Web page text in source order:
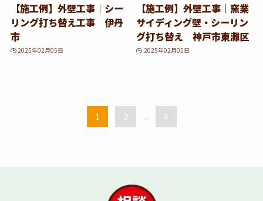
【施工例】外壁工事｜シー
リング打ち替え工事 伊丹
市
2025年02月05日
【施工例】外壁工事｜窯業
サイディング壁・シーリン
グ打ち替え 神戸市東灘区
2025年02月05日
1 2 ... 4